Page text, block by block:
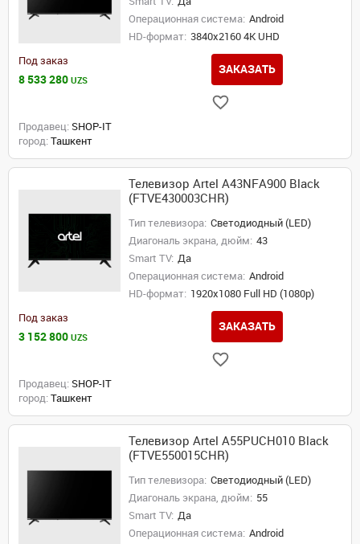
Операционная система: Android
HD-формат: 3840x2160 4K UHD
Под заказ
8 533 280 UZS
ЗАКАЗАТЬ
Продавец: SHOP-IT
город: Ташкент
Телевизор Artel A43NFA900 Black
(FTVE430003CHR)
Тип телевизора: Светодиодный (LED)
Диагональ экрана, дюйм: 43
Smart TV: Да
Операционная система: Android
HD-формат: 1920x1080 Full HD (1080p)
Под заказ
3 152 800 UZS
ЗАКАЗАТЬ
Продавец: SHOP-IT
город: Ташкент
Телевизор Artel A55PUCH010 Black
(FTVE550015CHR)
Тип телевизора: Светодиодный (LED)
Диагональ экрана, дюйм: 55
Smart TV: Да
Операционная система: Android